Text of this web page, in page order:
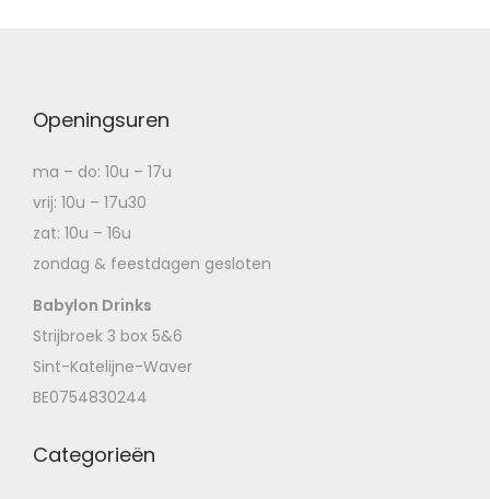
Openingsuren
ma – do: 10u – 17u
vrij: 10u – 17u30
zat: 10u – 16u
zondag & feestdagen gesloten
Babylon Drinks
Strijbroek 3 box 5&6
Sint-Katelijne-Waver
BE0754830244
Categorieën